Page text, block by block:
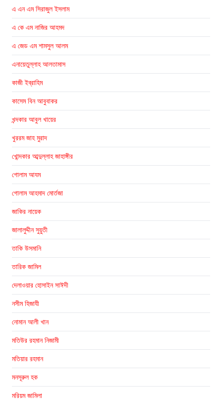
এ এন এম সিরাজুল ইসলাম
এ কে এম নাজির আহমদ
এ জেড এম শামসুল আলম
এনায়েতুল্লাহ আলতামাস
কাজী ইব্রাহিম
কাসেম বিন আবুবাকর
খন্দকার আবুল খায়ের
খুররম জাহ মুরাদ
খোন্দকার আব্দুল্লাহ জাহাঙ্গীর
গোলাম আযম
গোলাম আহমাদ মোর্তজা
জাকির নায়েক
জালালুদ্দীন সুয়ুতী
তাকি উসমানি
তারিক জামিল
দেলাওয়ার হোসাইন সাঈদী
নসীম হিজাযী
নোমান আলী খান
মতিউর রহমান নিজামী
মতিয়ার রহমান
মনসূরুল হক
মরিয়ম জামিলা